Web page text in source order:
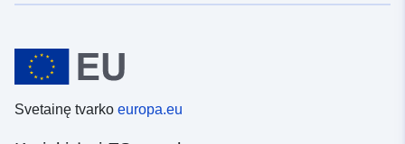
Svetainę tvarko europa.eu